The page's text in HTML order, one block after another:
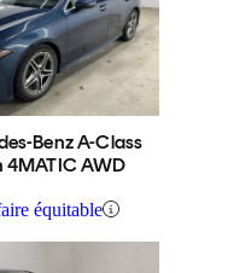
Benz A-Class
4MATIC AWD
équitable